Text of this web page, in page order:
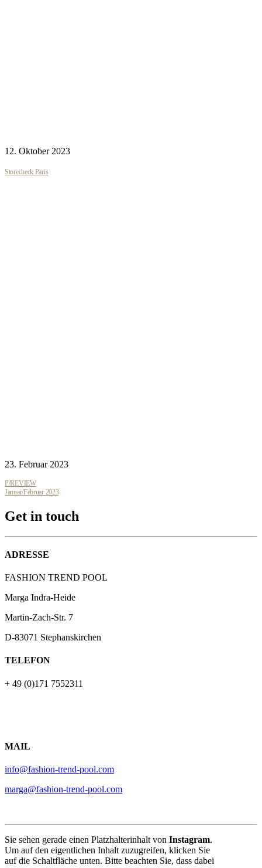
12. Oktober 2023
Storecheck Paris
23. Februar 2023
P/REVIEW
Januar/Februar 2023
Get in touch
ADRESSE
FASHION TREND POOL
Marga Indra-Heide
Martin-Zach-Str. 7
D-83071 Stephanskirchen
TELEFON
+ 49 (0)171 7552311
MAIL
info@fashion-trend-pool.com
marga@fashion-trend-pool.com
Sie sehen gerade einen Platzhalterinhalt von Instagram.
Um auf den eigentlichen Inhalt zuzugreifen, klicken Sie
auf die Schaltfläche unten. Bitte beachten Sie, dass dabei